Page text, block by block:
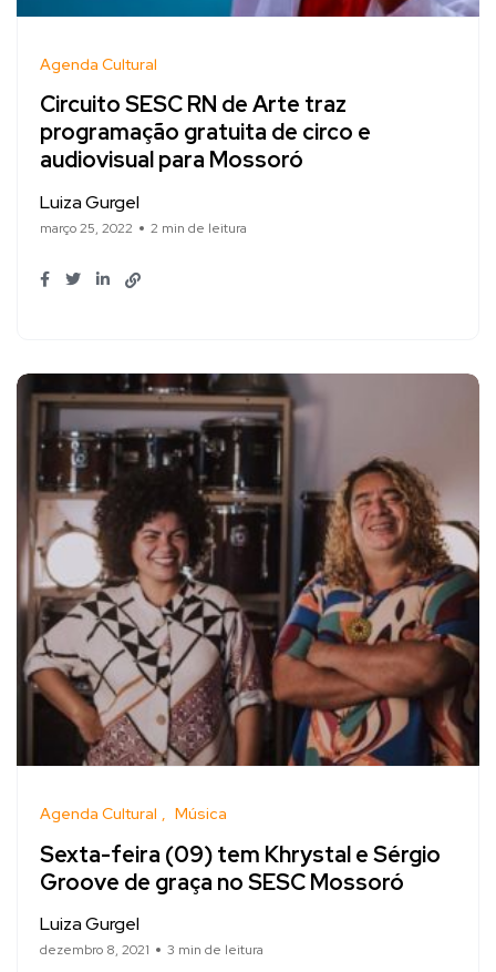
Agenda Cultural
Circuito SESC RN de Arte traz
programação gratuita de circo e
audiovisual para Mossoró
Luiza Gurgel
março 25, 2022 2 min de leitura
Agenda Cultural Música
Sexta-feira (09) tem Khrystal e Sérgio
Groove de graça no SESC Mossoró
Luiza Gurgel
dezembro 8, 2021 3 min de leitura